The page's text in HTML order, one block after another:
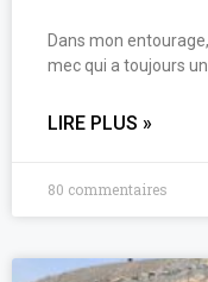
Dans mon
mec qui a toujours
LIRE PLUS »
80 commentaires